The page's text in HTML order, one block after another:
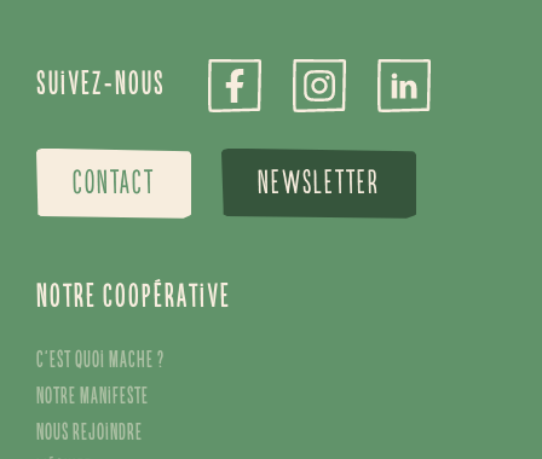
CONTACT